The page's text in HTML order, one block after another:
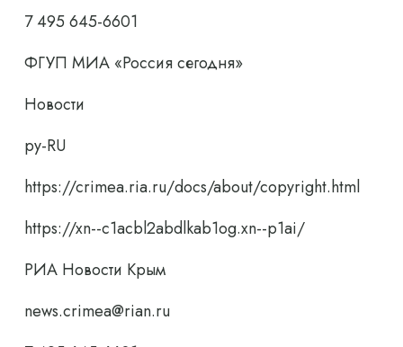
7 495 645-6601
ФГУП МИА «Россия сегодня»
Новости
ру-RU
https://crimea.ria.ru/docs/about/copyright.html
https://xn--c1acbl2abdlkab1og.xn--p1ai/
РИА Новости Крым
news.crimea@rian.ru